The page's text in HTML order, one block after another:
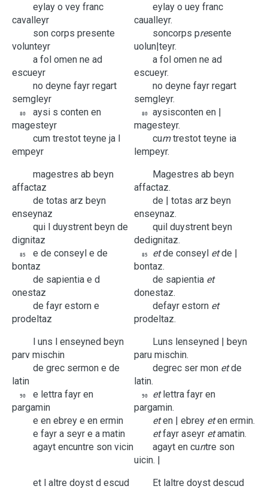
eylay o vey franc
cavalleyr
son corps presente
volunteyr
a fol omen ne ad
escueyr
no deyne fayr regart
semgleyr
80 aysi s conten en
magesteyr
cum trestot teyne ja l
empeyr
eylayoueyfranc
caualleyr.
soncorpspresente
uolun|teyr.
afolomennead
escueyr.
nodeynefayrregart
semgleyr.
80 aysiscontenen |
magesteyr.
cum trestotteyne ia
lempeyr.
magestres ab beyn
affactaz
de totas arz beyn
enseynaz
qui l duystrent beyn de
dignitaz
85 e de conseyl e de
bontaz
de sapientia e d
onestaz
de fayr estorn e
prodeltaz
Magestresabbeyn
affactaz.
de |totasarzbeyn
enseynaz.
quilduystrentbeyn
dedignitaz.
85 et deconseyl et de |
bontaz.
de sapientia et
donestaz.
defayrestorn et
prodeltaz.
l uns l enseyned beyn
parv mischin
de grec sermon e de
latin
90 e lettra fayr en
pargamin
e en ebrey e en ermin
e fayr a seyr e a matin
agayt encuntre son vicin
Luns lenseyned |beyn
paru mischin.
degrec ser mon et de
latin.
90 et lettrafayren
pargamin.
et en |ebrey et enermin.
et fayraseyr et amatin.
agayten cuntre son
uicin. |
et l altre doyst d escud
Et laltredoystdescud